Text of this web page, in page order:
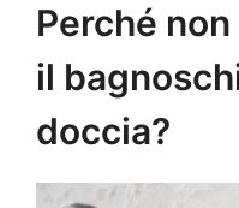
Perché
il
doccia?